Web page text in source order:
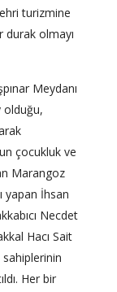
turizmine
durak olmayı
Meydanı
olduğu,
çocukluk ve
Marangoz
yapan İhsan
Necdet
Hacı Sait
Her bir